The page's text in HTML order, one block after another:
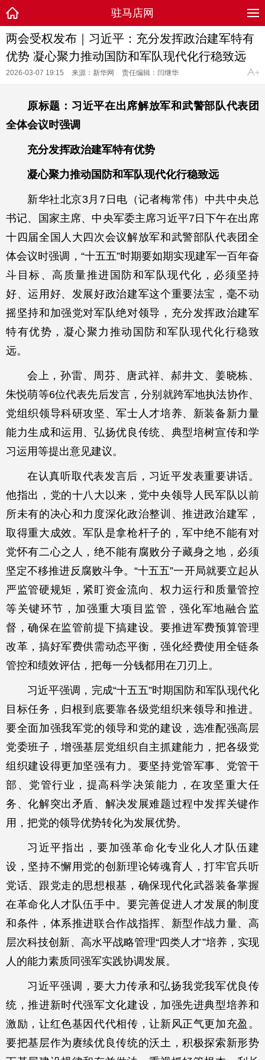
驻马店网
两会受权发布｜习近平：充分发挥政治建军特有
优势 凝心聚力推动国防和军队现代化行稳致远
2026-03-07 19:15 来源：新华网 责任编辑：闫继华
原标题：习近平在出席解放军和武警部队代表团
全体会议时强调
充分发挥政治建军特有优势
凝心聚力推动国防和军队现代化行稳致远
新华社北京3月7日电（记者梅常伟）中共中央总
书记、国家主席、中央军委主席习近平7日下午在出席
十四届全国人大四次会议解放军和武警部队代表团全
体会议时强调，“十五五”时期要如期实现建军一百年奋
斗目标、高质量推进国防和军队现代化，必须坚持
好、运用好、发展好政治建军这个重要法宝，毫不动
摇坚持和加强党对军队绝对领导，充分发挥政治建军
特有优势，凝心聚力推动国防和军队现代化行稳致
远。
会上，孙雷、周芬、唐武祥、郝井文、姜晓栋、
朱悦萌等6位代表先后发言，分别就跨军地执法协作、
党组织领导科研攻坚、军士人才培养、新装备新力量
能力生成和运用、弘扬优良传统、典型培树宣传和学
习运用等提出意见建议。
在认真听取代表发言后，习近平发表重要讲话。
他指出，党的十八大以来，党中央领导人民军队以前
所未有的决心和力度深化政治整训、推进政治建军，
取得重大成效。军队是拿枪杆子的，军中绝不能有对
党怀有二心之人，绝不能有腐败分子藏身之地，必须
坚定不移推进反腐败斗争。“十五五”一开局就要立起从
严监管硬规矩，紧盯资金流向、权力运行和质量管控
等关键环节，加强重大项目监管，强化军地融合监
督，确保在监管前提下搞建设。要推进军费预算管理
改革，搞好军费供需动态平衡，强化经费使用全链条
管控和绩效评估，把每一分钱都用在刀刃上。
习近平强调，完成“十五五”时期国防和军队现代化
目标任务，归根到底要靠各级党组织来领导和推进。
要全面加强我军党的领导和党的建设，选准配强高层
党委班子，增强基层党组织自主抓建能力，把各级党
组织建设得更加坚强有力。要坚持党管军事、党管干
部、党管行业，提高科学决策能力，在攻坚重大任
务、化解突出矛盾、解决发展难题过程中发挥关键作
用，把党的领导优势转化为发展优势。
习近平指出，要加强革命化专业化人才队伍建
设，坚持不懈用党的创新理论铸魂育人，打牢官兵听
党话、跟党走的思想根基，确保现代化武器装备掌握
在革命化人才队伍手中。要完善促进人才发展的制度
和条件，体系推进联合作战指挥、新型作战力量、高
层次科技创新、高水平战略管理“四类人才”培养，实现
人的能力素质同强军实践协调发展。
习近平强调，要大力传承和弘扬我党我军优良传
统，推进新时代强军文化建设，加强先进典型培养和
激励，让红色基因代代相传，让新风正气更加充盈。
要把基层作为赓续优良传统的沃土，积极探索新形势